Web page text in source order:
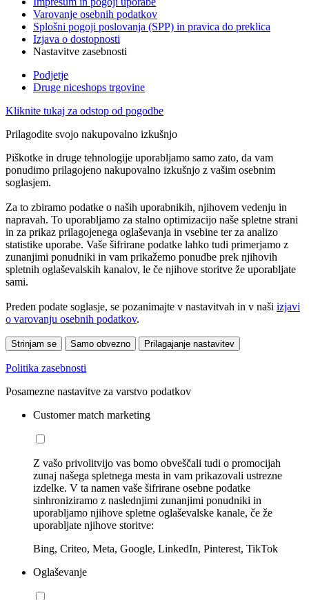
Varovanje osebnih podatkov
Splošni pogoji poslovanja (SPP) in pravica do preklica
Izjava o dostopnosti
Nastavitve zasebnosti
Podjetje
Druge niceshops trgovine
Kliknite tukaj za odstop od pogodbe
Prilagodite svojo nakupovalno izkušnjo
Piškotke in druge tehnologije uporabljamo samo zato, da vam
ponudimo prilagojeno nakupovalno izkušnjo z vašim osebnim
soglasjem.
Za to zbiramo podatke o naših uporabnikih, njihovem vedenju in
napravah. To uporabljamo za stalno optimizacijo naše spletne strani
in za prikaz prilagojenega oglaševanja in vsebine ter za analizo
statistike uporabe. Vaše šifrirane podatke lahko tudi primerjamo z
zunanjimi ponudniki in vam prikažemo ponudbe prek njihovih
spletnih oglaševalskih kanalov, le če njihove storitve že uporabljate
sami.
Preden podate soglasje, se pozanimajte v nastavitvah in v naši izjavi
o varovanju osebnih podatkov.
Strinjam se Samo obvezno Prilagajanje nastavitev
Politika zasebnosti
Posamezne nastavitve za varstvo podatkov
Customer match marketing
Z vašo privolitvijo vas bomo obveščali tudi o promocijah
zunaj našega spletnega mesta in vam prikazovali ustrezne
izdelke. V ta namen vaše šifrirane osebne podatke
sinhroniziramo z naslednjimi zunanjimi ponudniki in
uporabljamo njihove spletne oglaševalske kanale, če že
uporabljate njihove storitve:
Bing, Criteo, Meta, Google, LinkedIn, Pinterest, TikTok
Oglaševanje